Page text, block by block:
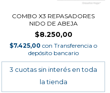
COMBO X3 REPASADORES
NIDO DE ABEJA
$8.250,00
$7.425,00 con Transferencia o
depósito bancario